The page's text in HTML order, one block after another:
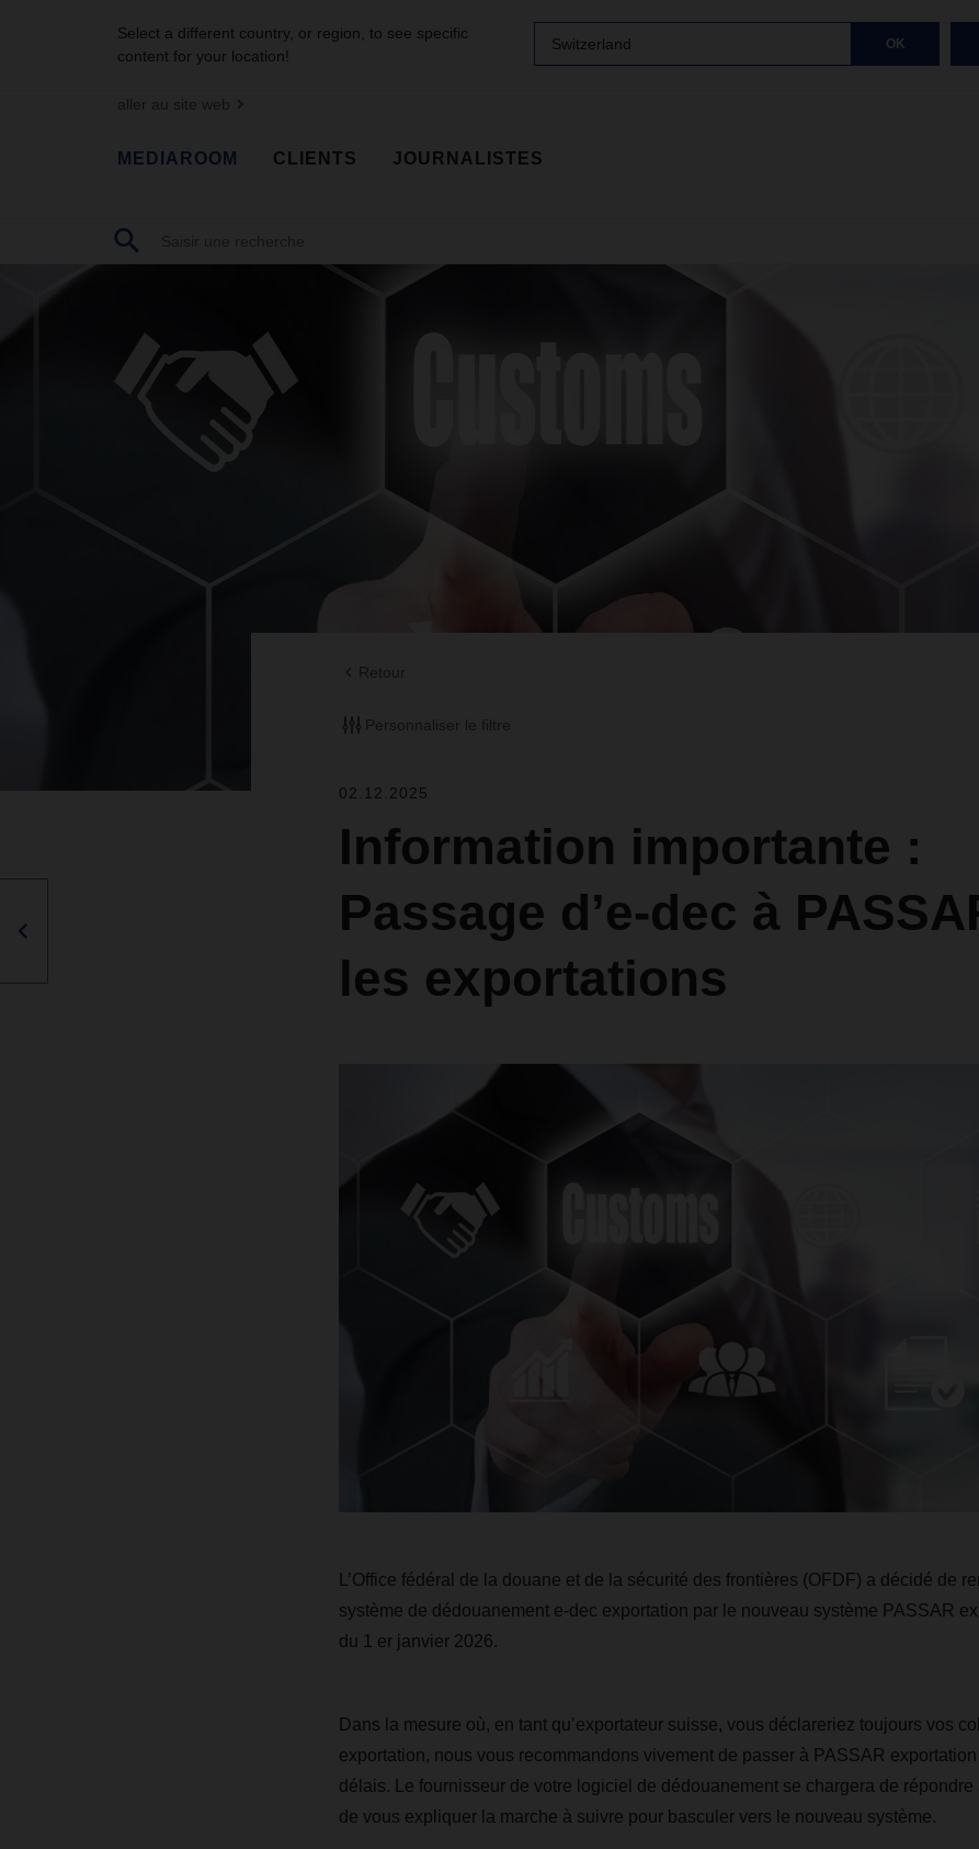
Select a different country, or region, to see specific
content for your location!
Switzerland OK
aller au site web
MEDIAROOM CLIENTS JOURNALISTES
Retour
Personnaliser le filtre
02.12.2025
Information importante :
Passage d’e-dec à
les exportations
L’Office fédéral de la douane et de la sécurité des frontières (OFDF) a décidé de
système de dédouanement e-dec exportation par le nouveau système PASSAR
du 1 er janvier 2026.
Dans la mesure où, en tant qu’exportateur suisse, vous déclareriez toujours vos
exportation, nous vous recommandons vivement de passer à PASSAR
délais. Le fournisseur de votre logiciel de dédouanement se chargera de répondre
de vous expliquer la marche à suivre pour basculer vers le nouveau système.